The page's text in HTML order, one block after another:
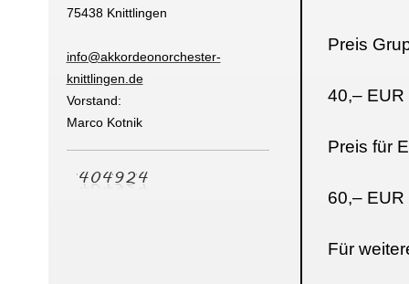
Preis
40,–
Preis für
60,–
Für
75438 Knittlingen
info@akkordeonorchester-
knittlingen.de
Vorstand:
Marco Kotnik